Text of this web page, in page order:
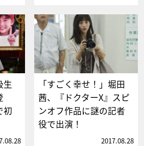
生
初
「すごく幸せ！」堀田
茜、『ドクターX』スピ
ンオフ作品に謎の記者
役で出演！
2017.08.28